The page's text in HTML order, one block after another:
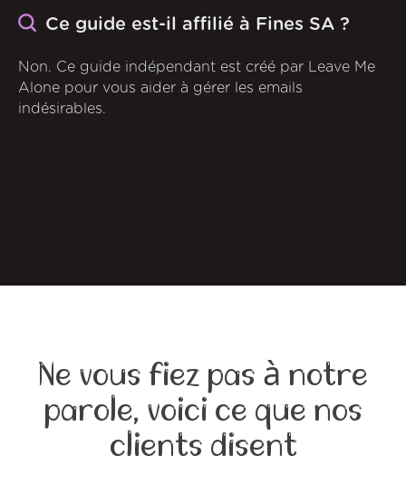
Ce guide est-il affilié à Fines SA ?
Non. Ce guide indépendant est créé par Leave Me
Alone pour vous aider à gérer les emails
indésirables.
Ne vous fiez pas à notre
parole, voici ce que nos
clients disent